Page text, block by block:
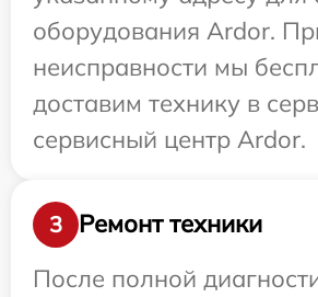
оборудования Ardor.
неисправности мы
доставим технику в
сервисный центр Ardor.
3
Ремонт техники
После полной